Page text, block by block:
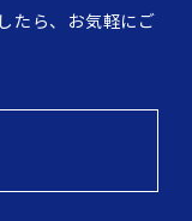
たら、お気軽にご